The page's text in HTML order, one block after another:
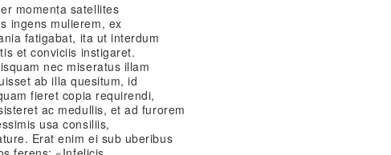
momenta satellites
ingens mulierem, ex
fatigabat, ita ut interdum
et conviciis instigaret.
nec miseratus illam
ab illa quesitum, id
fieret copia requirendi,
ac medullis, et ad furorem
usa consiliis,
Erat enim ei sub uberibus